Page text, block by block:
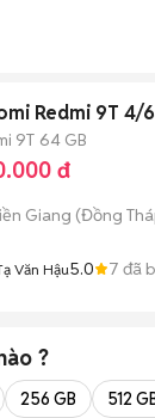
Redmi 9T 4/
9T 64 GB
đ
Giang (Đồng
Văn Hậu5.0 7 đã
?
256 GB 512